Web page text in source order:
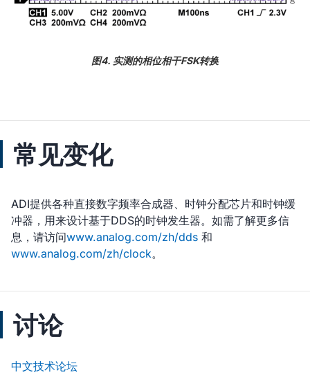
图4. 实测的相位相干FSK转换
常见变化
ADI提供各种直接数字频率合成器、时钟分配芯片和时钟缓
冲器，用来设计基于DDS的时钟发生器。如需了解更多信
息，请访问www.analog.com/zh/dds 和
www.analog.com/zh/clock。
讨论
中文技术论坛